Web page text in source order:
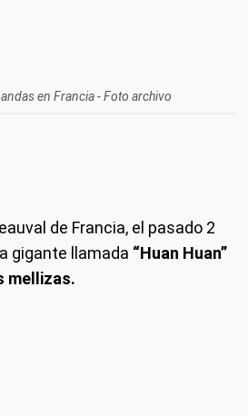
en Francia - Foto archivo
de Francia, el pasado 2
gigante llamada “Huan Huan”
mellizas.